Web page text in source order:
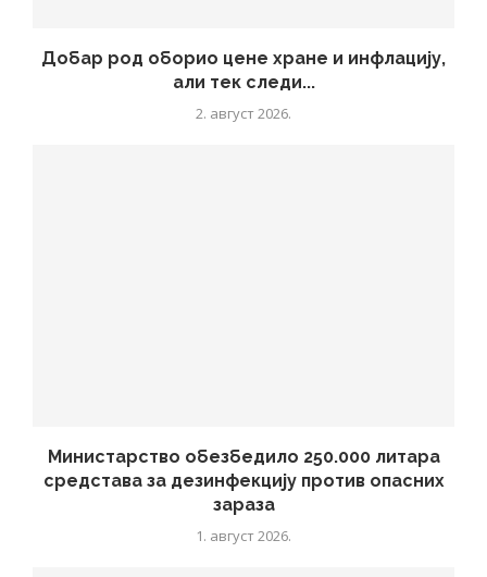
Добар род оборио цене хране и инфлацију,
али тек следи...
2. август 2026.
Министарство обезбедило 250.000 литара
средстава за дезинфекцију против опасних
зараза
1. август 2026.